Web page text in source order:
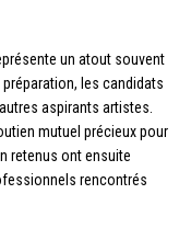
un atout souvent
les candidats
aspirants artistes.
mutuel précieux pour
retenus ont ensuite
rencontrés